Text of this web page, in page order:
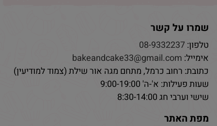
שמרו על קשר
טלפון:08-9332237
אימייל: bakeandcake33@gmail.com
כתובת: רחוב כרמל, מתחם מגה אור שילת (צמוד למודיעין)
שעות פעילות: א'-ה' 9:00-19:00
שישי וערבי חג 8:30-14:00
מפת האתר